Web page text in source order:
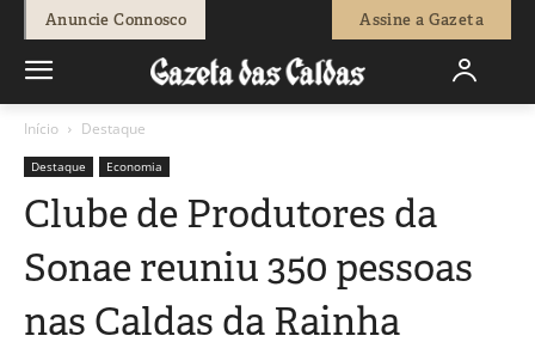
Anuncie Connosco Assine a Gazeta
Início Destaque
Destaque Economia
Clube de Produtores da
Sonae reuniu 350 pessoas
nas Caldas da Rainha